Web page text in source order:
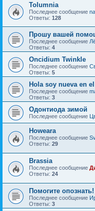
Tolumnia
Последнее сообщение
Ответы: 128
Прошу вашей
Последнее сообщение
Ответы: 4
Oncidium Twinkle
Последнее сообщение
Ответы: 5
Hola soy nueva en
Последнее сообщение
Ответы: 3
Одонтиода зимой
Последнее сообщение
Howeara
Последнее сообщение
Ответы: 29
Brassia
Последнее сообщение
Ответы: 24
Помогите опознать!
Последнее сообщение
Ответы: 3